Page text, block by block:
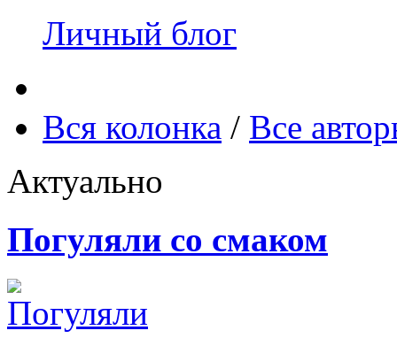
Личный блог
Вся колонка / Все
Актуально
Погуляли со смаком